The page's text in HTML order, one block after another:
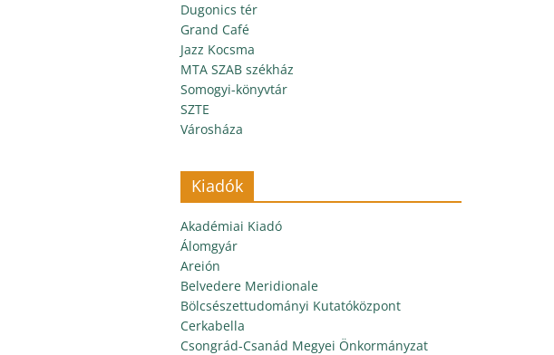
Dugonics tér
Grand Café
Jazz Kocsma
MTA SZAB székház
Somogyi-könyvtár
SZTE
Városháza
Kiadók
Akadémiai Kiadó
Álomgyár
Areión
Belvedere Meridionale
Bölcsészettudományi Kutatóközpont
Cerkabella
Csongrád-Csanád Megyei Önkormányzat